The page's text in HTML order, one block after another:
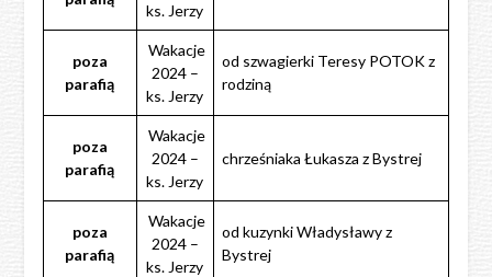
ks. Jerzy
poza
parafią
Wakacje
2024 –
ks. Jerzy
od szwagierki Teresy POTOK z
rodziną
poza
parafią
Wakacje
2024 –
ks. Jerzy
chrześniaka Łukasza z Bystrej
poza
parafią
Wakacje
2024 –
ks. Jerzy
od kuzynki Władysławy z
Bystrej